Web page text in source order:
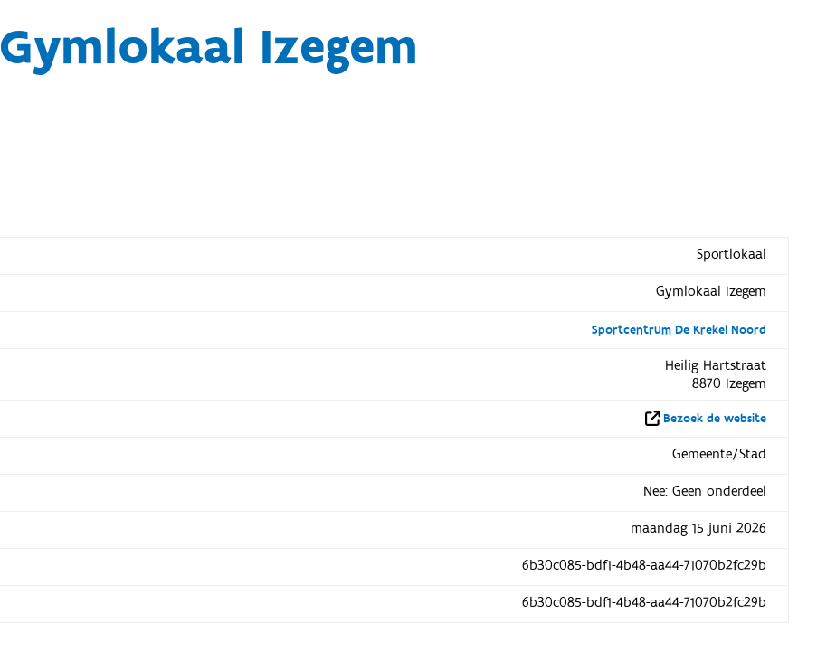
Gymlokaal Izegem
Sportlokaal
Gymlokaal Izegem
Sportcentrum De Krekel Noord
Heilig Hartstraat
8870 Izegem
Bezoek de website
Gemeente/Stad
Nee: Geen onderdeel
maandag 15 juni 2026
6b30c085-bdf1-4b48-aa44-71070b2fc29b
6b30c085-bdf1-4b48-aa44-71070b2fc29b